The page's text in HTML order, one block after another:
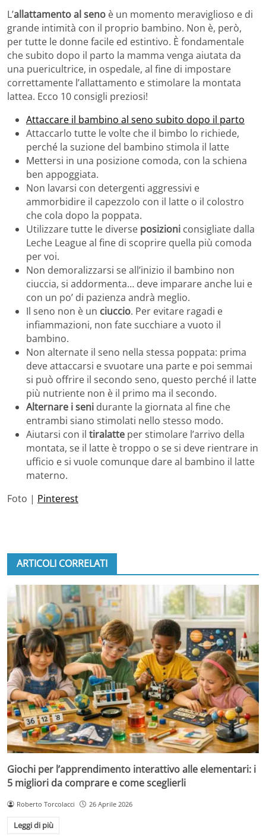
L’allattamento al seno è un momento meraviglioso e di
grande intimità con il proprio bambino. Non è, però,
per tutte le donne facile ed estintivo. È fondamentale
che subito dopo il parto la mamma venga aiutata da
una puericultrice, in ospedale, al fine di impostare
correttamente l’allattamento e stimolare la montata
lattea. Ecco 10 consigli preziosi!
Attaccare il bambino al seno subito dopo il parto
Attaccarlo tutte le volte che il bimbo lo richiede,
perché la suzione del bambino stimola il latte
Mettersi in una posizione comoda, con la schiena
ben appoggiata.
Non lavarsi con detergenti aggressivi e
ammorbidire il capezzolo con il latte o il colostro
che cola dopo la poppata.
Utilizzare tutte le diverse posizioni consigliate dalla
Leche League al fine di scoprire quella più comoda
per voi.
Non demoralizzarsi se all’inizio il bambino non
ciuccia, si addormenta… deve imparare anche lui e
con un po’ di pazienza andrà meglio.
Il seno non è un ciuccio. Per evitare ragadi e
infiammazioni, non fate succhiare a vuoto il
bambino.
Non alternate il seno nella stessa poppata: prima
deve attaccarsi e svuotare una parte e poi semmai
si può offrire il secondo seno, questo perché il latte
più nutriente non è il primo ma il secondo.
Alternare i seni durante la giornata al fine che
entrambi siano stimolati nello stesso modo.
Aiutarsi con il tiralatte per stimolare l’arrivo della
montata, se il latte è troppo o se si deve rientrare in
ufficio e si vuole comunque dare al bambino il latte
materno.
Foto | Pinterest
ARTICOLI CORRELATI
Giochi per l’apprendimento interattivo alle elementari: i
5 migliori da comprare e come sceglierli
Roberto Torcolacci 26 Aprile 2026
Leggi di più